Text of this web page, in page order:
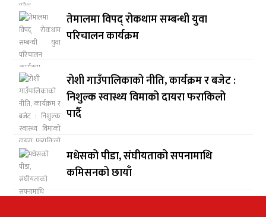
तेमालमा विपद् रोकथाम सम्बन्धी युवा
परिचालन कार्यक्रम
रोशी गाउँपालिकाको नीति, कार्यक्रम र बजेट :
निशुल्क स्वास्थ्य विमाको दायरा फराकिलो
पार्दै
मधेसको पीडा, संघीयताको सपनामाथि
कमिसनको छायाँ